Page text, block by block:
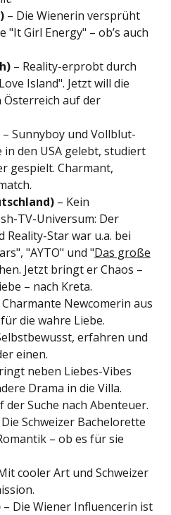
– Die Wienerin versprüht
"It Girl Energy" – ob’s auch
– Reality-erprobt durch
Island". Jetzt will die
Österreich auf der
– Sunnyboy und Vollblut-
in den USA gelebt, studiert
gespielt. Charmant,
– Kein
TV-Universum: Der
Reality-Star war u.a. bei
"AYTO" und "Das große
Jetzt bringt er Chaos –
– nach Kreta.
Charmante Newcomerin aus
die wahre Liebe.
erfahren und
einen.
neben Liebes-Vibes
Drama in die Villa.
der Suche nach Abenteuer.
Schweizer Bachelorette
– ob es für sie
cooler Art und Schweizer
– Die Wiener Influencerin ist